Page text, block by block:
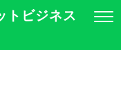
トビジネス